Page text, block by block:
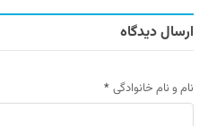
ارسال دیدگاه
نام و نام خانوادگی *